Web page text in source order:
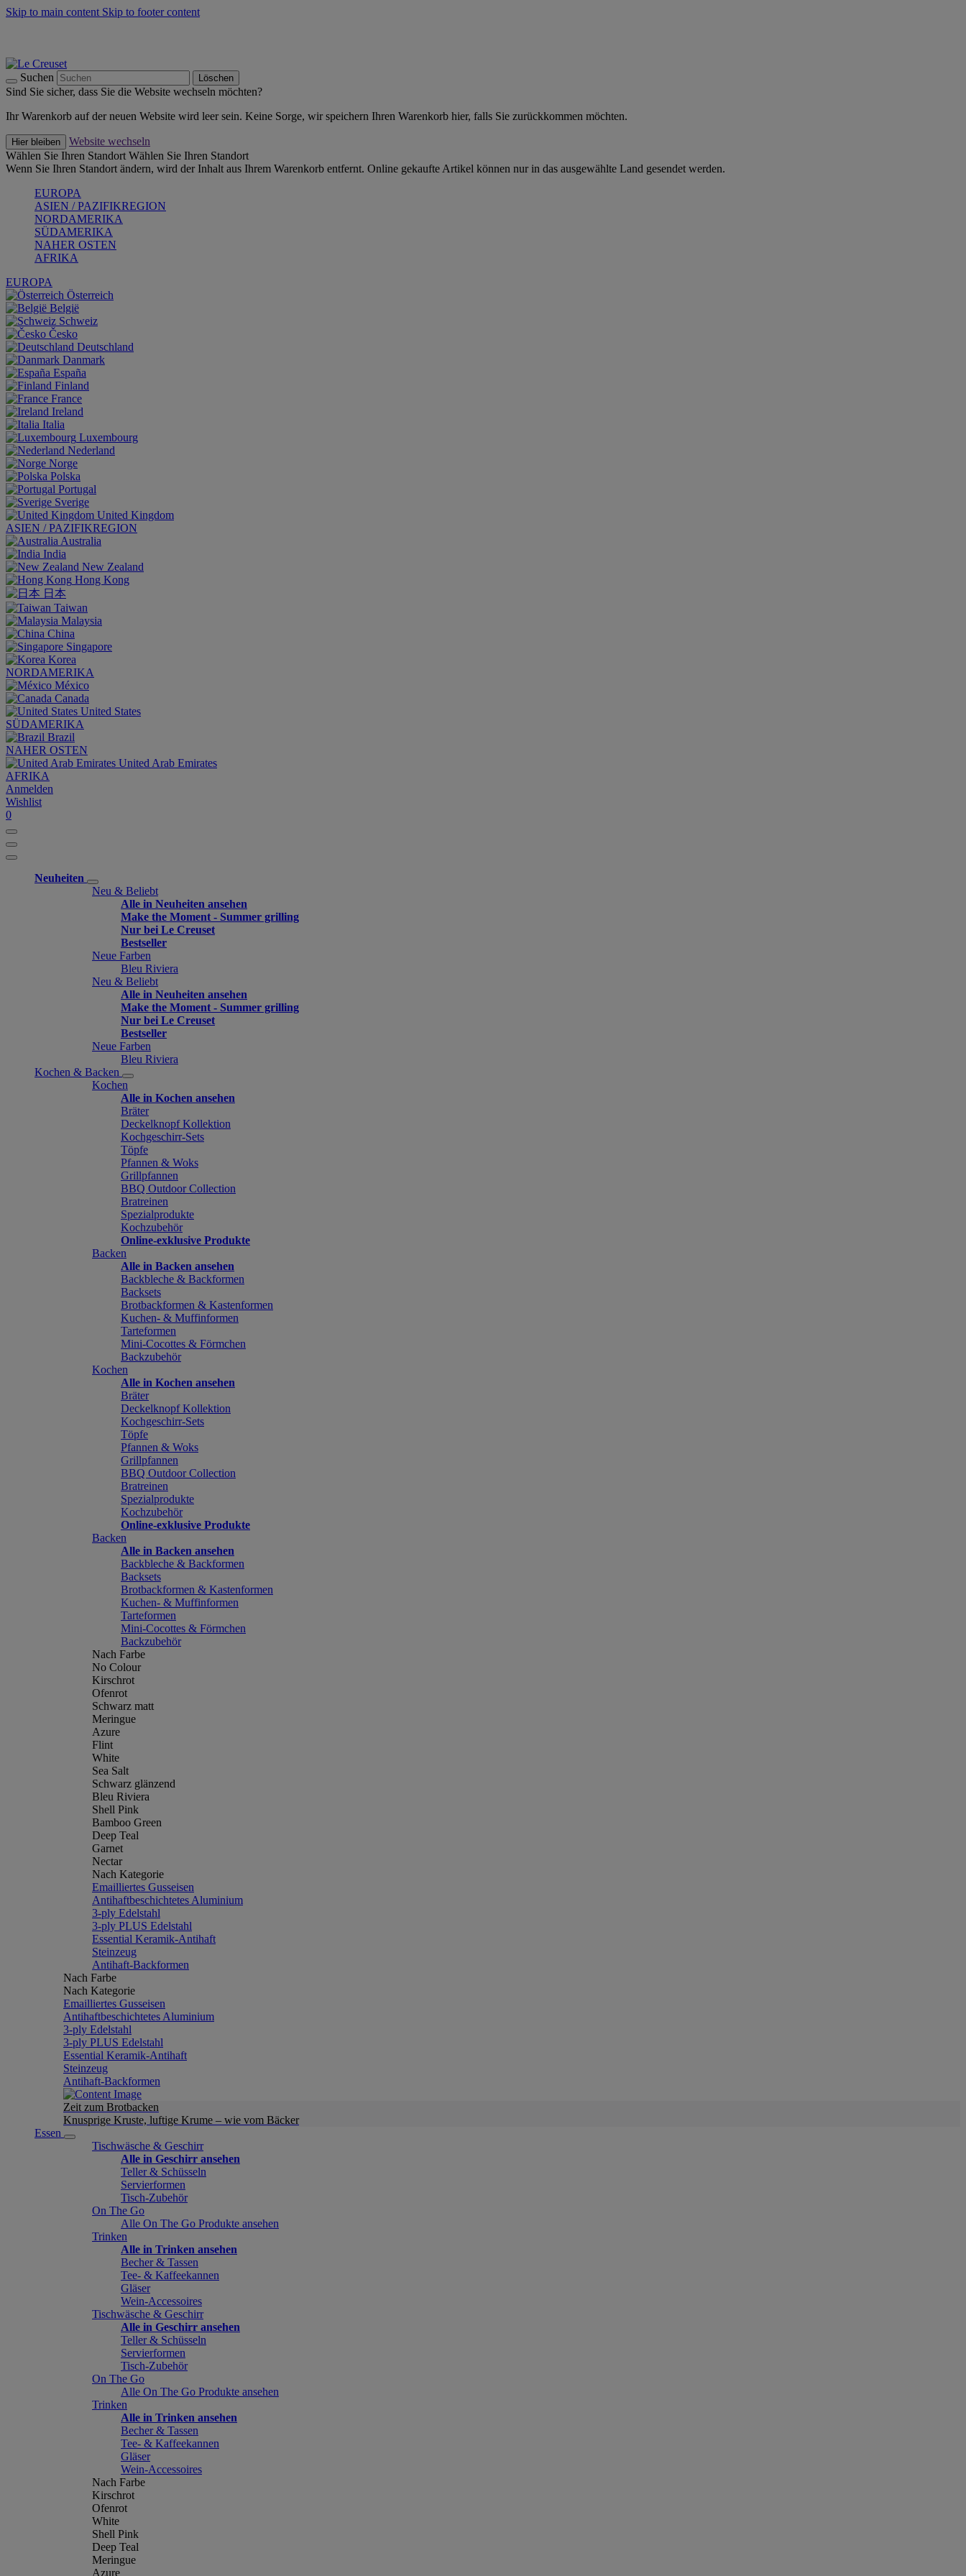
Skip to main content Skip to footer content
Suchen Löschen
Sind Sie sicher, dass Sie die Website wechseln möchten?
Ihr Warenkorb auf der neuen Website wird leer sein. Keine Sorge, wir speichern Ihren Warenkorb hier, falls Sie zurückkommen möchten.
Hier bleiben
Website wechseln
Wählen Sie Ihren Standort Wählen Sie Ihren Standort
Wenn Sie Ihren Standort ändern, wird der Inhalt aus Ihrem Warenkorb entfernt. Online gekaufte Artikel können nur in das ausgewählte Land gesendet werden.
EUROPA
ASIEN / PAZIFIKREGION
NORDAMERIKA
SÜDAMERIKA
NAHER OSTEN
AFRIKA
EUROPA
Österreich
België
Schweiz
Česko
Deutschland
Danmark
España
Finland
France
Ireland
Italia
Luxembourg
Nederland
Norge
Polska
Portugal
Sverige
United Kingdom
ASIEN / PAZIFIKREGION
Australia
India
New Zealand
Hong Kong
日本
Taiwan
Malaysia
China
Singapore
Korea
NORDAMERIKA
México
Canada
United States
SÜDAMERIKA
Brazil
NAHER OSTEN
United Arab Emirates
AFRIKA
Anmelden
Wishlist
0
Neuheiten
Neu & Beliebt
Alle in Neuheiten ansehen
Make the Moment - Summer grilling
Nur bei Le Creuset
Bestseller
Neue Farben
Bleu Riviera
Neu & Beliebt
Alle in Neuheiten ansehen
Make the Moment - Summer grilling
Nur bei Le Creuset
Bestseller
Neue Farben
Bleu Riviera
Kochen & Backen
Kochen
Alle in Kochen ansehen
Bräter
Deckelknopf Kollektion
Kochgeschirr-Sets
Töpfe
Pfannen & Woks
Grillpfannen
BBQ Outdoor Collection
Bratreinen
Spezialprodukte
Kochzubehör
Online-exklusive Produkte
Backen
Alle in Backen ansehen
Backbleche & Backformen
Backsets
Brotbackformen & Kastenformen
Kuchen- & Muffinformen
Tarteformen
Mini-Cocottes & Förmchen
Backzubehör
Kochen
Alle in Kochen ansehen
Bräter
Deckelknopf Kollektion
Kochgeschirr-Sets
Töpfe
Pfannen & Woks
Grillpfannen
BBQ Outdoor Collection
Bratreinen
Spezialprodukte
Kochzubehör
Online-exklusive Produkte
Backen
Alle in Backen ansehen
Backbleche & Backformen
Backsets
Brotbackformen & Kastenformen
Kuchen- & Muffinformen
Tarteformen
Mini-Cocottes & Förmchen
Backzubehör
Nach Farbe
No Colour
Kirschrot
Ofenrot
Schwarz matt
Meringue
Azure
Flint
White
Sea Salt
Schwarz glänzend
Bleu Riviera
Shell Pink
Bamboo Green
Deep Teal
Garnet
Nectar
Nach Kategorie
Emailliertes Gusseisen
Antihaftbeschichtetes Aluminium
3-ply Edelstahl
3-ply PLUS Edelstahl
Essential Keramik-Antihaft
Steinzeug
Antihaft-Backformen
Nach Farbe
Nach Kategorie
Emailliertes Gusseisen
Antihaftbeschichtetes Aluminium
3-ply Edelstahl
3-ply PLUS Edelstahl
Essential Keramik-Antihaft
Steinzeug
Antihaft-Backformen
Zeit zum Brotbacken
Knusprige Kruste, luftige Krume – wie vom Bäcker
Essen
Tischwäsche & Geschirr
Alle in Geschirr ansehen
Teller & Schüsseln
Servierformen
Tisch-Zubehör
On The Go
Alle On The Go Produkte ansehen
Trinken
Alle in Trinken ansehen
Becher & Tassen
Tee- & Kaffeekannen
Gläser
Wein-Accessoires
Tischwäsche & Geschirr
Alle in Geschirr ansehen
Teller & Schüsseln
Servierformen
Tisch-Zubehör
On The Go
Alle On The Go Produkte ansehen
Trinken
Alle in Trinken ansehen
Becher & Tassen
Tee- & Kaffeekannen
Gläser
Wein-Accessoires
Nach Farbe
Kirschrot
Ofenrot
White
Shell Pink
Deep Teal
Meringue
Azure